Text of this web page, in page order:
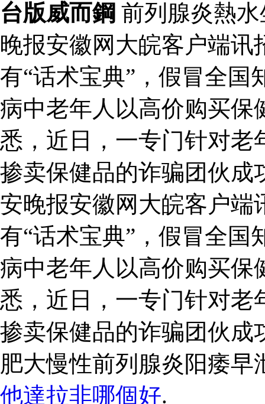
台版威而鋼 前列腺炎熱
晚报安徽网大皖客户端
有“话术宝典”，假冒全国
病中老年人以高价购买
悉，近日，一专门针对老
掺卖保健品的诈骗团伙成
安晚报安徽网大皖客户端
有“话术宝典”，假冒全国
病中老年人以高价购买
悉，近日，一专门针对老
掺卖保健品的诈骗团伙成
肥大慢性前列腺炎阳痿
他達拉非哪個好.